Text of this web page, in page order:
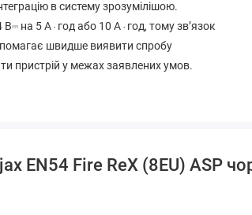
в систему зрозумілішою.
на 5 А⋅год або 10 А⋅год, тому зв’язок
швидше виявити спробу
пристрій у межах заявлених умов.
EN54 Fire ReX (8EU) ASP